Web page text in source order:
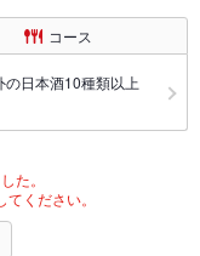
コース
日本酒10種類以上
た。
ください。